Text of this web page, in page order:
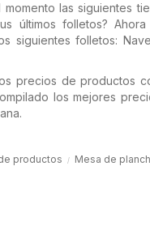
las siguientes
últimos folletos?
siguientes folletos:
precios de productos
los mejores
productos Mesa de